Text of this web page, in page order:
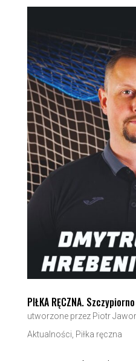
PIŁKA RĘCZNA.
utworzone przez Piotr
Aktualności Piłka ręczna